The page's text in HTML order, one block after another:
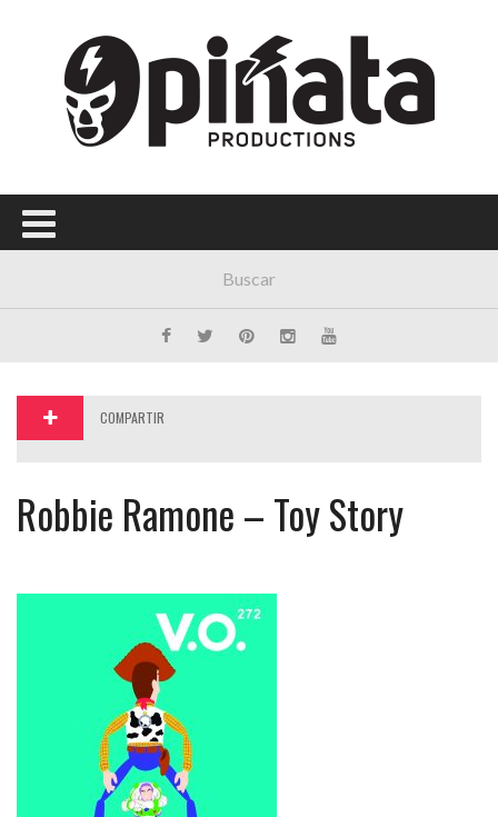
Menú Principal
PORTADA
CONCIERTOS
FESTIVALES
COMPARTIR
Robbie Ramone – Toy Story